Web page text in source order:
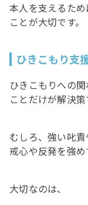
本人を支えるた
ことが大切です。
ひきこもり支
ひきこもりへの
ことだけが解決策
むしろ、強い叱
戒心や反発を強め
大切なのは、